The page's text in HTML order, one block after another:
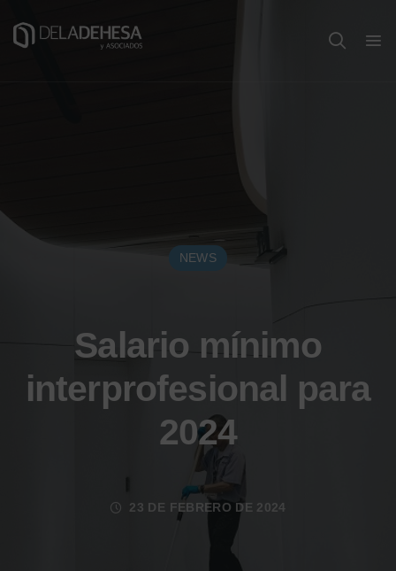
NEWS
Salario mínimo
interprofesional para
2024
23 DE FEBRERO DE 2024